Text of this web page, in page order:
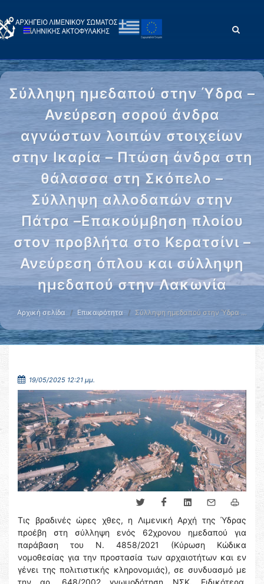
Σύλληψη ημεδαπού στην Ύδρα –
Ανεύρεση σορού άνδρα
αγνώστων λοιπών στοιχείων
στην Ικαρία – Πτώση άνδρα στη
θάλασσα στη Σκόπελο –
Σύλληψη αλλοδαπών στην
Πάτρα –Επακούμβηση πλοίου
στον προβλήτα στο Κερατσίνι –
Ανεύρεση όπλου και σύλληψη
ημεδαπού στην Λακωνία
Αρχική σελίδα Επικαιρότητα Σύλληψη ημεδαπού στην Ύδρα …
19/05/2025 12:21 μμ.
Τις βραδινές ώρες χθες, η Λιμενική Αρχή της Ύδρας
προέβη στη σύλληψη ενός 62χρονου ημεδαπού για
παράβαση του Ν. 4858/2021 (Κύρωση Κώδικα
νομοθεσίας για την προστασία των αρχαιοτήτων και εν
γένει της πολιτιστικής κληρονομιάς), σε συνδυασμό με